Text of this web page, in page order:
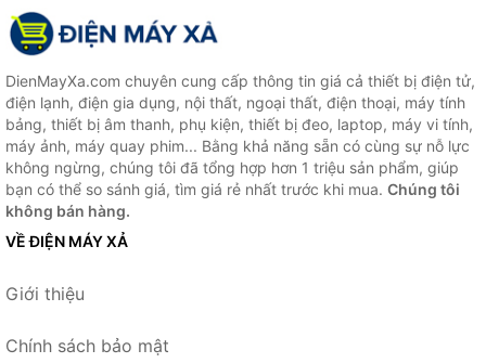
DienMayXa.com chuyên cung cấp thông tin giá cả thiết bị điện tử,
điện lạnh, điện gia dụng, nội thất, ngoại thất, điện thoại, máy tính
bảng, thiết bị âm thanh, phụ kiện, thiết bị đeo, laptop, máy vi tính,
máy ảnh, máy quay phim... Bằng khả năng sẵn có cùng sự nỗ lực
không ngừng, chúng tôi đã tổng hợp hơn 1 triệu sản phẩm, giúp
bạn có thể so sánh giá, tìm giá rẻ nhất trước khi mua. Chúng tôi
không bán hàng.
VỀ ĐIỆN MÁY XẢ
Giới thiệu
Chính sách bảo mật